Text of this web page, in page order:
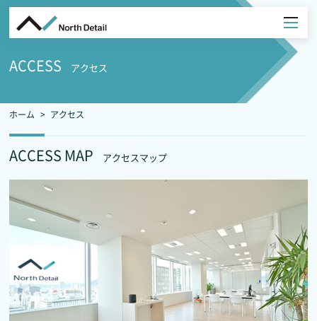
ACCESS アクセス
ホーム アクセス
ACCESS MAP アクセスマップ